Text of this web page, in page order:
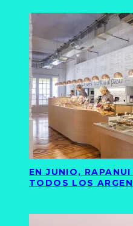
EN JUNIO,
TODOS LOS